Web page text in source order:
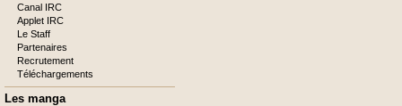
Canal IRC
Applet IRC
Le Staff
Partenaires
Recrutement
Téléchargements
Les manga